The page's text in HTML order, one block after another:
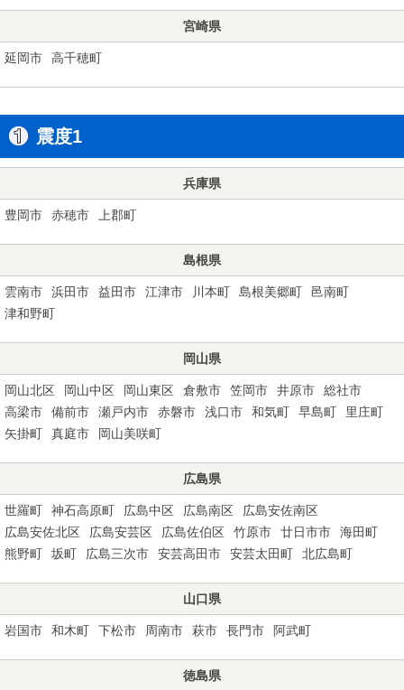
宮崎県
延岡市 高千穂町
震度1
兵庫県
豊岡市 赤穂市 上郡町
島根県
雲南市 浜田市 益田市 江津市 川本町 島根美郷町
邑南町
津和野町
岡山県
岡山北区 岡山中区 岡山東区 倉敷市 笠岡市 井原市
総社市
高梁市
備前市 瀬戸内市 赤磐市 浅口市 和気町 早島町
里庄町
矢掛町
真庭市 岡山美咲町
広島県
世羅町 神石高原町 広島中区 広島南区
広島安佐南区
広島安佐北区
広島安芸区 広島佐伯区 竹原市 廿日市市
海田町
熊野町
坂町 広島三次市 安芸高田市 安芸太田町 北広島町
山口県
岩国市 和木町 下松市 周南市 萩市 長門市 阿武町
徳島県